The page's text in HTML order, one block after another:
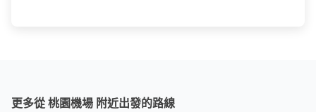
更多從 桃園機場 附近出發的路線